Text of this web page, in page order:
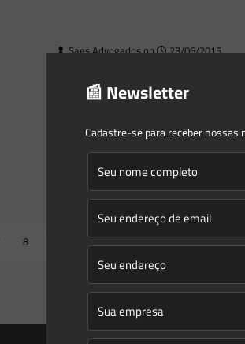
Saes Advogadoson 23/06/2015
Newsletter Saes
on
Newsletter Saes
8 11 12 13 14 15
📰 Newsletter
Cadastre-se para receber nossas